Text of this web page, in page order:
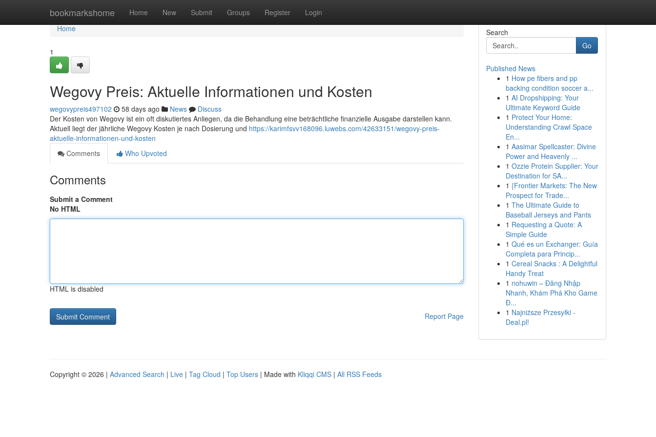
bookmarkshome Home New Submit Groups Register Login
Home
Home
1
Wegovy Preis: Aktuelle Informationen und Kosten
wegovypreis497102 58 days ago News
Discuss
Der Kosten von Wegovy ist ein oft diskutiertes Anliegen, da die Behandlung eine beträchtliche finanzielle Ausgabe darstellen kann.
Aktuell liegt der jährliche Wegovy Kosten je nach Dosierung und https://karimfsvv168096.luwebs.com/42633151/wegovy-preis-
aktuelle-informationen-und-kosten
Comments
Who Upvoted
Comments
Submit a Comment
No HTML
HTML is disabled
Report Page
Search
Go
Published News
1 How pe fibers and pp
backing condition soccer a...
1 AI Dropshipping: Your
Ultimate Keyword Guide
1 Protect Your Home:
Understanding Crawl Space
En...
1 Aasimar Spellcaster: Divine
Power and Heavenly ...
1 Ozzie Protein Supplier: Your
Destination for SA...
1 {Frontier Markets: The New
Prospect for Trade...
1 The Ultimate Guide to
Baseball Jerseys and Pants
1 Requesting a Quote: A
Simple Guide
1 Qué es un Exchanger: Guía
Completa para Princip...
1 Cereal Snacks : A Delightful
Handy Treat
1 nohuwin – Đăng Nhập
Nhanh, Khám Phá Kho Game
Đ...
1 Najniższe Przesyłki -
Deal.pl!
Copyright © 2026 | Advanced Search | Live | Tag Cloud | Top Users | Made with Kliqqi CMS | All RSS Feeds